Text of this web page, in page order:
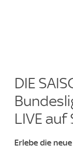
DIE
LIVE auf
Erlebe die